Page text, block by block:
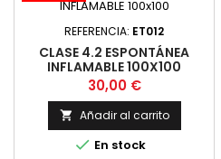
REFERENCIA: ET012
CLASE 4.2 ESPONTÁNEA
INFLAMABLE 100X100
Precio
30,00 €
 Añadir al carrito
 En stock